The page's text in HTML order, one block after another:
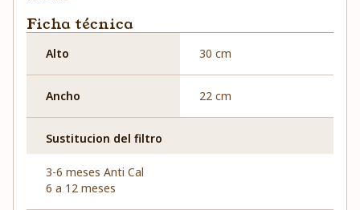
Ficha técnica
Alto 30 cm
Ancho 22 cm
Sustitucion del filtro
3-6 meses Anti Cal
6 a 12 meses